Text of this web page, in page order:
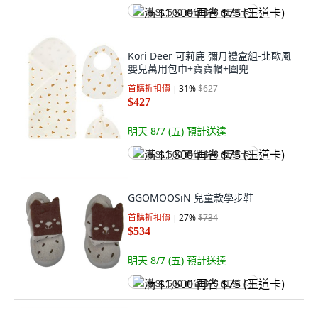
满 $1,500 再省 $75 (王道卡)
Kori Deer 可莉鹿 彌月禮盒組-北歐風
嬰兒萬用包巾+寶寶帽+圍兜
首購折扣價 31%$627
$427
明天 8/7 (五) 預計送達
满 $1,500 再省 $75 (王道卡)
GGOMOOSiN 兒童款學步鞋
首購折扣價 27%$734
$534
明天 8/7 (五) 預計送達
满 $1,500 再省 $75 (王道卡)